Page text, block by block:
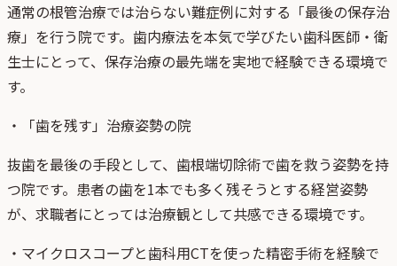
通常の根管治療では治らない難症例に対する「最後の保存治
療」を行う院です。歯内療法を本気で学びたい歯科医師・衛
生士にとって、保存治療の最先端を実地で経験できる環境で
す。
・
「歯を残す」治療姿勢の院
抜歯を最後の手段として、歯根端切除術で歯を救う姿勢を持
つ院です。患者の歯を1本でも多く残そうとする経営姿勢
が、求職者にとっては治療観として共感できる環境です。
・ マイクロスコープと歯科用CTを使った精密手術を経験で